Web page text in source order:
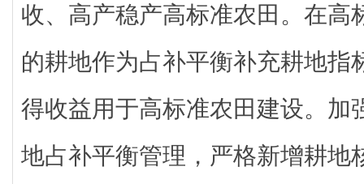
收、高产稳产高标准农田。在高
的耕地作为占补平衡补充耕地指
得收益用于高标准农田建设。加
地占补平衡管理，严格新增耕地